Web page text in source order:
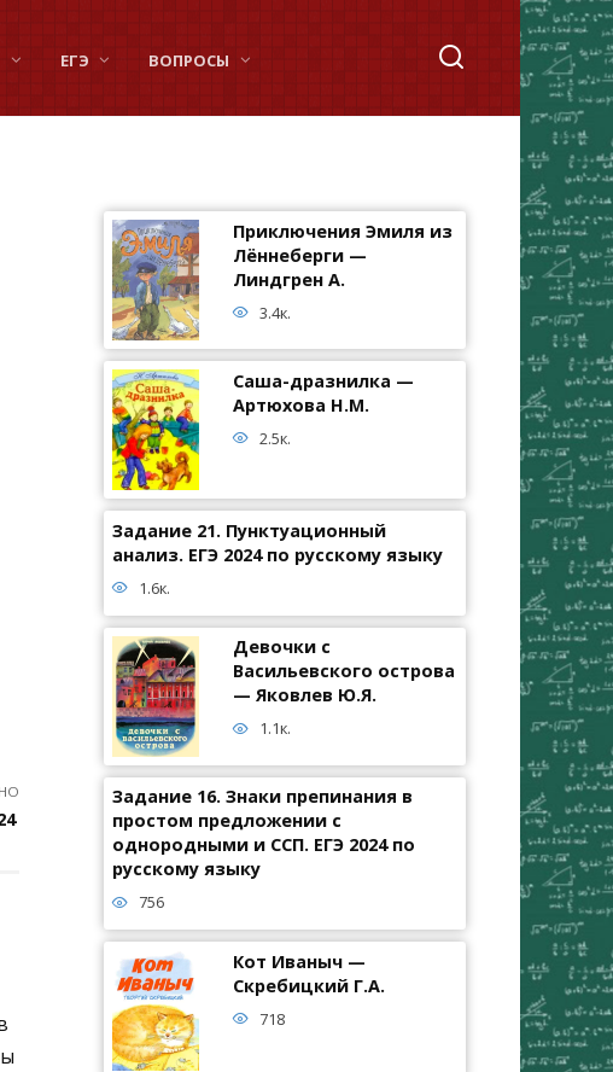
ЕГЭ ВОПРОСЫ
Приключения Эмиля из
Лённеберги —
Линдгрен А.
3.4к.
Саша-дразнилка —
Артюхова Н.М.
2.5к.
Задание 21. Пунктуационный
анализ. ЕГЭ 2024 по русскому языку
1.6к.
Девочки с
Васильевского острова
— Яковлев Ю.Я.
1.1к.
Задание 16. Знаки препинания в
простом предложении с
однородными и ССП. ЕГЭ 2024 по
русскому языку
756
Кот Иваныч —
Скребицкий Г.А.
718